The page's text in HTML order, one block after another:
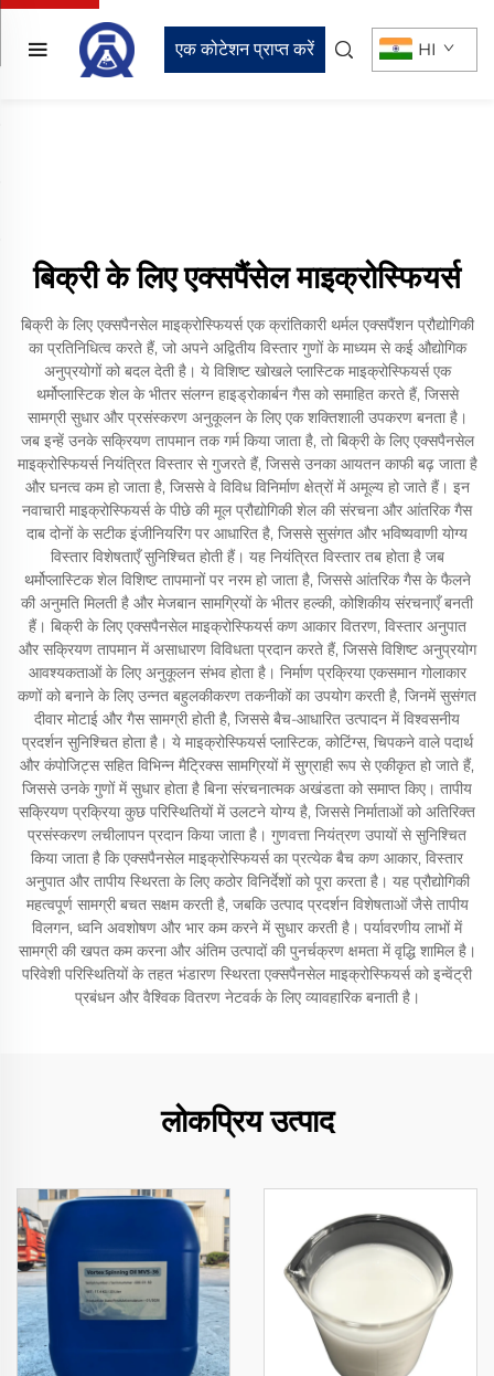
एक कोटेशन प्राप्त करें HI
बिक्री के लिए एक्सपैंसेल माइक्रोस्फियर्स
बिक्री के लिए एक्सपैनसेल माइक्रोस्फियर्स एक क्रांतिकारी थर्मल एक्सपैंशन प्रौद्योगिकी
का प्रतिनिधित्व करते हैं, जो अपने अद्वितीय विस्तार गुणों के माध्यम से कई औद्योगिक
अनुप्रयोगों को बदल देती है। ये विशिष्ट खोखले प्लास्टिक माइक्रोस्फियर्स एक
थर्मोप्लास्टिक शेल के भीतर संलग्न हाइड्रोकार्बन गैस को समाहित करते हैं, जिससे
सामग्री सुधार और प्रसंस्करण अनुकूलन के लिए एक शक्तिशाली उपकरण बनता है।
जब इन्हें उनके सक्रियण तापमान तक गर्म किया जाता है, तो बिक्री के लिए एक्सपैनसेल
माइक्रोस्फियर्स नियंत्रित विस्तार से गुजरते हैं, जिससे उनका आयतन काफी बढ़ जाता है
और घनत्व कम हो जाता है, जिससे वे विविध विनिर्माण क्षेत्रों में अमूल्य हो जाते हैं। इन
नवाचारी माइक्रोस्फियर्स के पीछे की मूल प्रौद्योगिकी शेल की संरचना और आंतरिक गैस
दाब दोनों के सटीक इंजीनियरिंग पर आधारित है, जिससे सुसंगत और भविष्यवाणी योग्य
विस्तार विशेषताएँ सुनिश्चित होती हैं। यह नियंत्रित विस्तार तब होता है जब
थर्मोप्लास्टिक शेल विशिष्ट तापमानों पर नरम हो जाता है, जिससे आंतरिक गैस के फैलने
की अनुमति मिलती है और मेजबान सामग्रियों के भीतर हल्की, कोशिकीय संरचनाएँ बनती
हैं। बिक्री के लिए एक्सपैनसेल माइक्रोस्फियर्स कण आकार वितरण, विस्तार अनुपात
और सक्रियण तापमान में असाधारण विविधता प्रदान करते हैं, जिससे विशिष्ट अनुप्रयोग
आवश्यकताओं के लिए अनुकूलन संभव होता है। निर्माण प्रक्रिया एकसमान गोलाकार
कणों को बनाने के लिए उन्नत बहुलकीकरण तकनीकों का उपयोग करती है, जिनमें सुसंगत
दीवार मोटाई और गैस सामग्री होती है, जिससे बैच-आधारित उत्पादन में विश्वसनीय
प्रदर्शन सुनिश्चित होता है। ये माइक्रोस्फियर्स प्लास्टिक, कोटिंग्स, चिपकने वाले पदार्थ
और कंपोजिट्स सहित विभिन्न मैट्रिक्स सामग्रियों में सुग्राही रूप से एकीकृत हो जाते हैं,
जिससे उनके गुणों में सुधार होता है बिना संरचनात्मक अखंडता को समाप्त किए। तापीय
सक्रियण प्रक्रिया कुछ परिस्थितियों में उलटने योग्य है, जिससे निर्माताओं को अतिरिक्त
प्रसंस्करण लचीलापन प्रदान किया जाता है। गुणवत्ता नियंत्रण उपायों से सुनिश्चित
किया जाता है कि एक्सपैनसेल माइक्रोस्फियर्स का प्रत्येक बैच कण आकार, विस्तार
अनुपात और तापीय स्थिरता के लिए कठोर विनिर्देशों को पूरा करता है। यह प्रौद्योगिकी
महत्वपूर्ण सामग्री बचत सक्षम करती है, जबकि उत्पाद प्रदर्शन विशेषताओं जैसे तापीय
विलगन, ध्वनि अवशोषण और भार कम करने में सुधार करती है। पर्यावरणीय लाभों में
सामग्री की खपत कम करना और अंतिम उत्पादों की पुनर्चक्रण क्षमता में वृद्धि शामिल है।
परिवेशी परिस्थितियों के तहत भंडारण स्थिरता एक्सपैनसेल माइक्रोस्फियर्स को इन्वेंट्री
प्रबंधन और वैश्विक वितरण नेटवर्क के लिए व्यावहारिक बनाती है।
लोकप्रिय उत्पाद